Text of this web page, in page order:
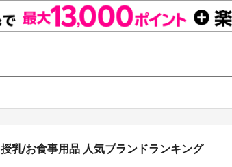
授乳/お食事用品 人気ブランドランキング